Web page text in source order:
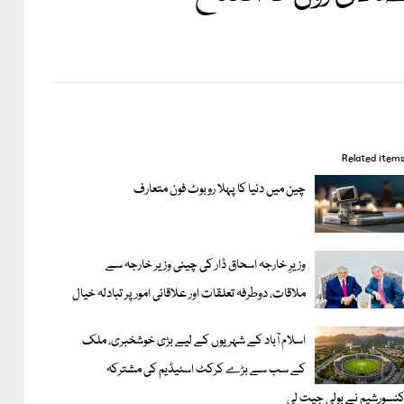
Related items
چین میں دنیا کا پہلا روبوٹ فون متعارف
وزیرِ خارجہ اسحاق ڈار کی چینی وزیر خارجہ سے
ملاقات، دوطرفہ تعلقات اور علاقائی امور پر تبادلہ خیال
اسلام آباد کے شہریوں کے لیے بڑی خوشخبری، ملک
کے سب سے بڑے کرکٹ اسٹیڈیم کی مشترکہ
کنسورشیم نے بولی جیت لی